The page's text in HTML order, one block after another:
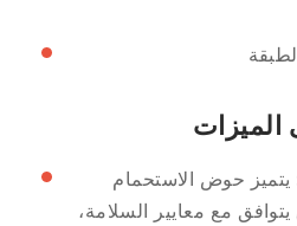
يتميز حوض الاستحمام
مع معايير السلامة،